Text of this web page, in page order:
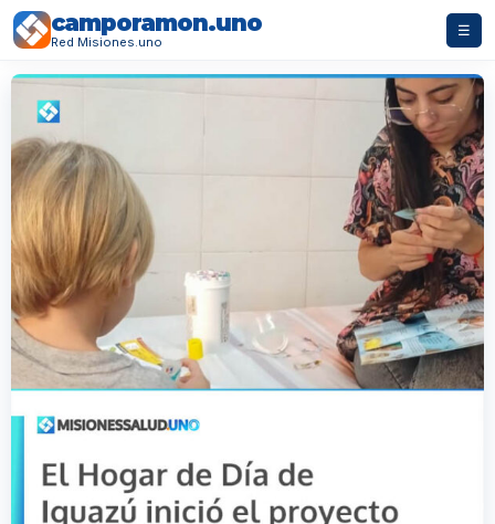
camporamon.uno
Red Misiones.uno
☰